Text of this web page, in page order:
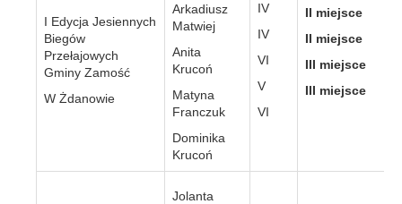
I Edycja Jesiennych
Biegów
Przełajowych
Gminy Zamość
W Żdanowie
Arkadiusz
Matwiej
Anita
Krucoń
Matyna
Franczuk
Dominika
Krucoń
IV
IV
VI
V
VI
II miejsce
II miejsce
III miejsce
III miejsce
Jolanta